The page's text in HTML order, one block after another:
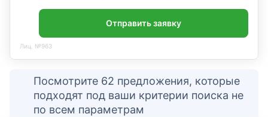
Отправить заявку
Лиц. №963
Посмотрите 62 предложения, которые
подходят под ваши критерии поиска не
по всем параметрам